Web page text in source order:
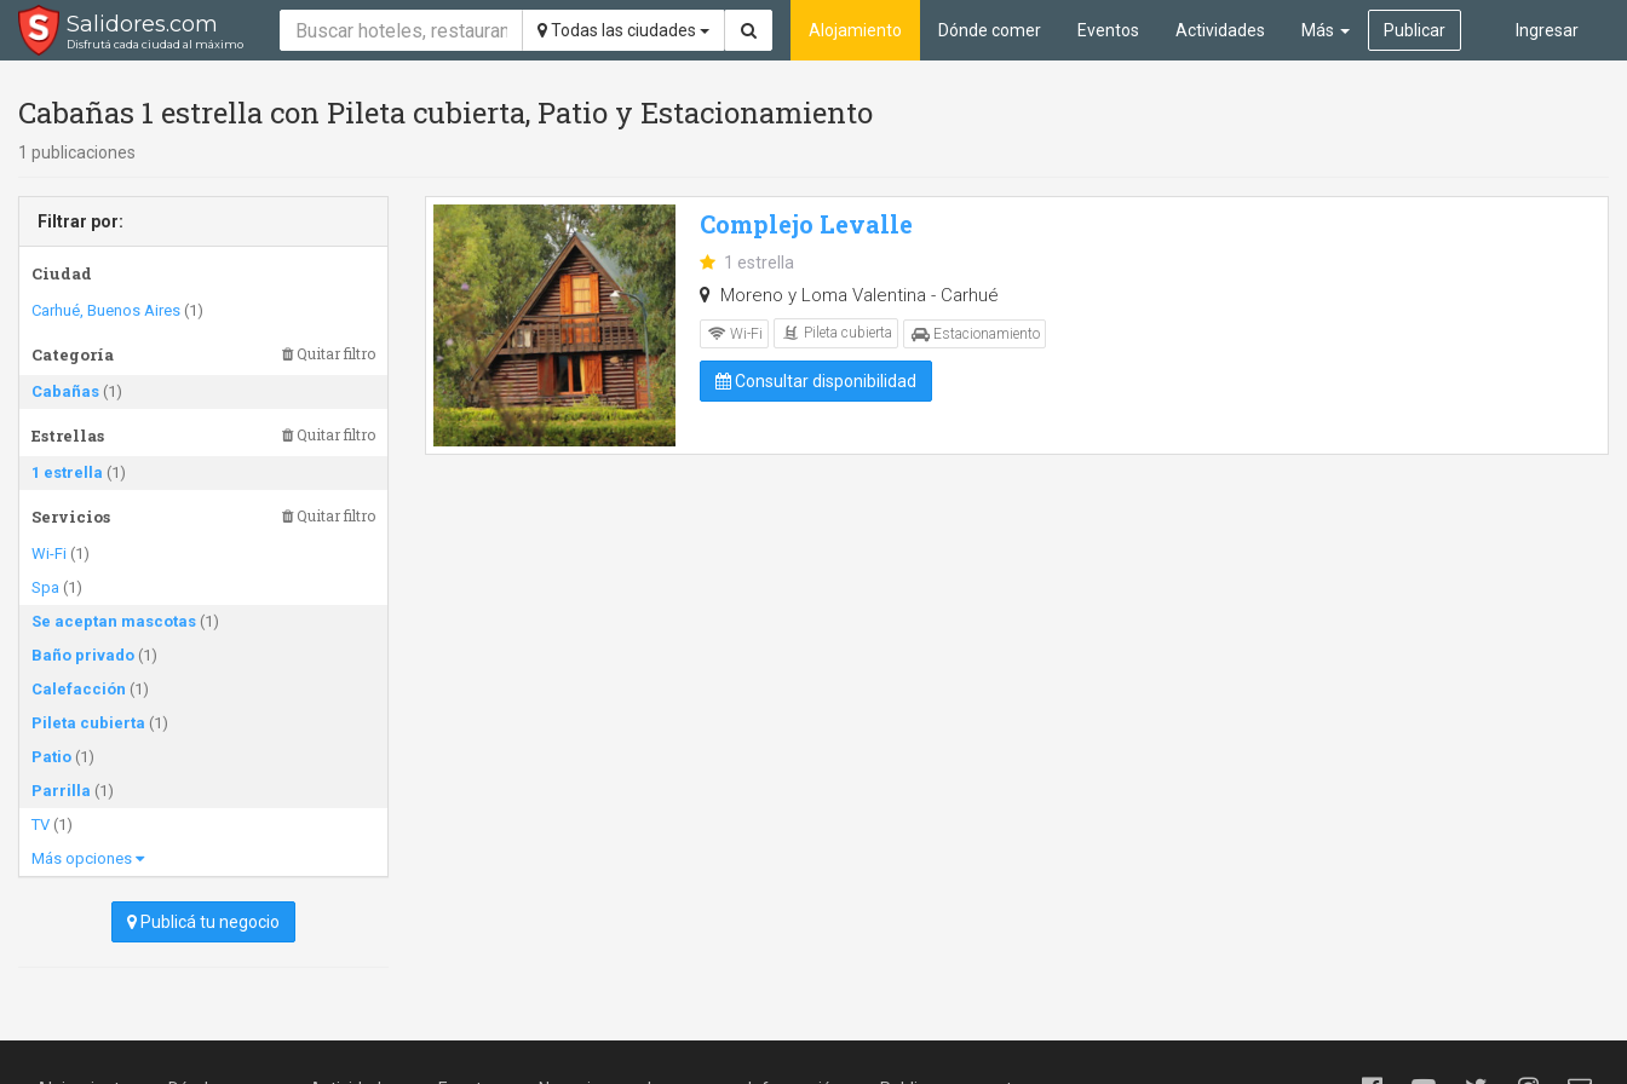
Salidores.com
Disfrutá cada ciudad al máximo
Todas las ciudades Ingresar
Alojamiento Dónde comer Eventos Actividades Más Publicar
Cabañas 1 estrella con Pileta cubierta, Patio y Estacionamiento
1 publicaciones
Filtrar por:
Ciudad
Carhué, Buenos Aires (1)
Categoría Quitar filtro
Cabañas (1)
Estrellas Quitar filtro
1 estrella (1)
Servicios Quitar filtro
Wi-Fi (1)
Spa (1)
Se aceptan mascotas (1)
Baño privado (1)
Calefacción (1)
Pileta cubierta (1)
Patio (1)
Parrilla (1)
TV (1)
Más opciones
Publicá tu negocio
Complejo Levalle
1 estrella
Moreno y Loma Valentina - Carhué
Wi-Fi Pileta cubierta Estacionamiento
Consultar disponibilidad